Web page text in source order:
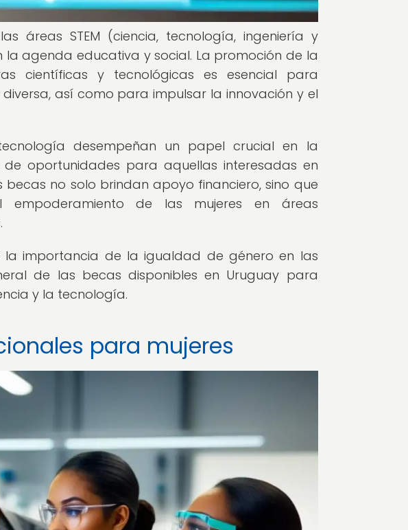
áreas STEM (ciencia, tecnología, ingeniería y
agenda educativa y social. La promoción de la
científicas y tecnológicas es esencial para
así como para impulsar la innovación y el
desempeñan un papel crucial en la
oportunidades para aquellas interesadas en
no solo brindan apoyo financiero, sino que
de las mujeres en áreas
importancia de la igualdad de género en las
de las becas disponibles en Uruguay para
y la tecnología.
para mujeres